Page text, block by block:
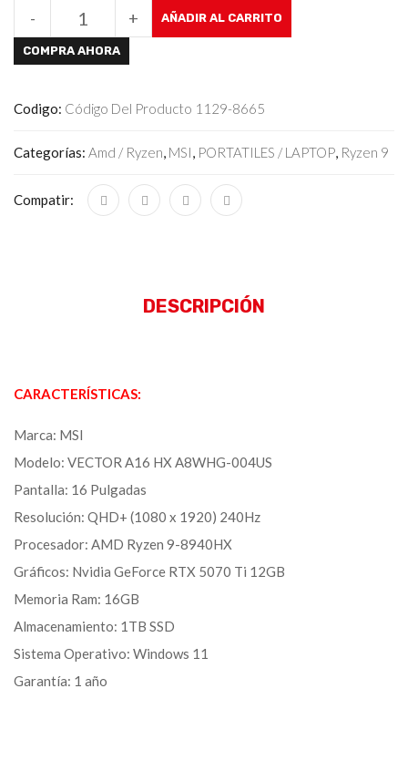
+
- AÑADIR AL CARRITO
COMPRA AHORA
Codigo: Código Del Producto 1129-8665
Categorías: Amd / Ryzen, MSI, PORTATILES / LAPTOP, Ryzen 9
Compatir:
DESCRIPCIÓN
CARACTERÍSTICAS:
Marca: MSI
Modelo: VECTOR A16 HX A8WHG-004US
Pantalla: 16 Pulgadas
Resolución: QHD+ (1080 x 1920) 240Hz
Procesador: AMD Ryzen 9-8940HX
Gráficos: Nvidia GeForce RTX 5070 Ti 12GB
Memoria Ram: 16GB
Almacenamiento: 1TB SSD
Sistema Operativo: Windows 11
Garantía: 1 año